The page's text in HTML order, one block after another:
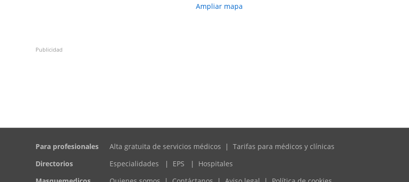
Ampliar mapa
Publicidad
Para profesionales Alta gratuita de servicios médicos | Tarifas para médicos y clínicas
Directorios
Especialidades | EPS |
Hospitales